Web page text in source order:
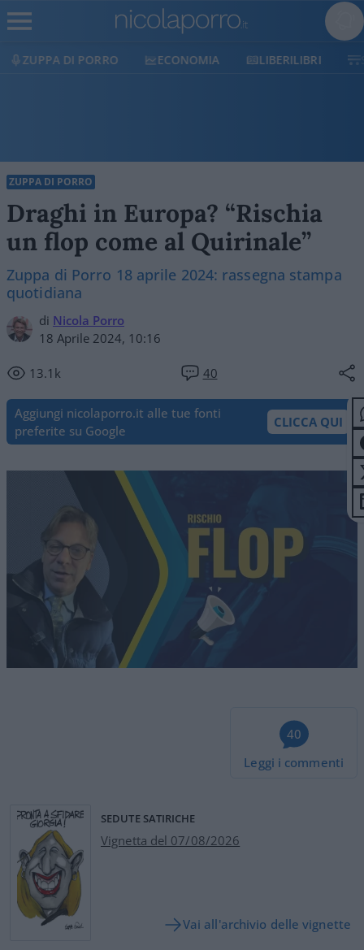
ECONOMIA LIBERILIBRI SHOP
ZUPPA DI PORRO
Draghi in Europa? “Rischia
un flop come al Quirinale”
Zuppa di Porro 18 aprile 2024: rassegna stampa
quotidiana
di Nicola Porro
18 Aprile 2024, 10:16
13.1k 40
Aggiungi nicolaporro.it alle tue fonti
preferite su Google
CLICCA QUI
40
Leggi i commenti
SEDUTE SATIRICHE
Vignetta del 07/08/2026
Vai all'archivio delle vignette